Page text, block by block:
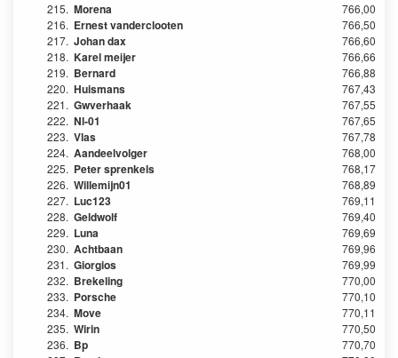
215. Morena
766,00
216. Ernest vanderclooten
766,50
217. Johan dax
766,60
218. Karel meijer
766,66
219. Bernard
766,88
220. Huismans
767,43
221. Gwverhaak
767,55
222. Nl-01
767,65
223. Vlas
767,78
224. Aandeelvolger
768,00
225. Peter sprenkels
768,17
226. Willemijn01
768,89
227. Luc123
769,11
228. Geldwolf
769,40
229. Luna
769,69
230. Achtbaan
769,96
231. Giorgios
769,99
232. Brekeling
770,00
233. Porsche
770,10
234. Move
770,11
235. Wirin
770,50
236. Bp
770,70